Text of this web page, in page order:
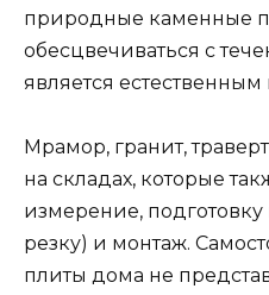
природные каменные
обесцвечиваться с
является
Мрамор, гранит,
на складах, которые
измерение,
резку) и монтаж.
плиты дома не